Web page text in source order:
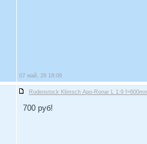
07 май, 26 18:06
Rodenstock Klimsch Apo-Ronar L 1:9
700 руб!